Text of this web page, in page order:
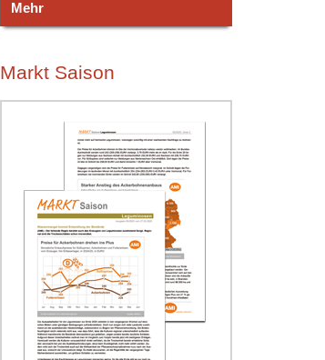
Mehr
Markt Saison